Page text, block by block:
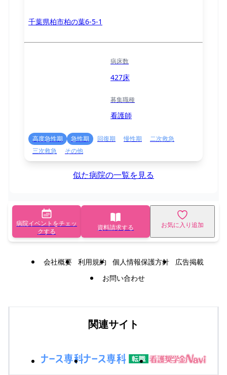
千葉県柏市柏の葉6-5-1
病床数
427床
募集職種
看護師
高度急性期 急性期 回復期 慢性期
二次救急
三次救急
その他
似た病院の一覧を見る
病院イベントをチェッ
クする
資料請求する お気に入り追加
会社概要 利用規約 個人情報保護方針
広告掲載
お問い合わせ
関連サイト